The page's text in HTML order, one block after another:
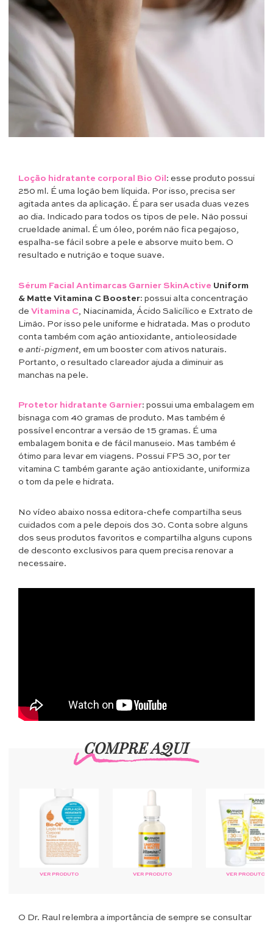
Loção hidratante corporal Bio Oil : esse produto possui
250 ml. É uma loção bem líquida. Por isso, precisa ser
agitada antes da aplicação. É para ser usada duas vezes
ao dia. Indicado para todos os tipos de pele. Não possui
crueldade animal. É um óleo, porém não fica pegajoso,
espalha-se fácil sobre a pele e absorve muito bem. O
resultado e nutrição e toque suave.
Sérum Facial Antimarcas Garnier SkinActive Uniform
& Matte Vitamina C Booster: possui alta concentração
de Vitamina C , Niacinamida, Ácido Salicílico e Extrato de
Limão. Por isso pele uniforme e hidratada. Mas o produto
conta também com ação antioxidante, antioleosidade
e anti-pigment, em um booster com ativos naturais.
Portanto, o resultado clareador ajuda a diminuir as
manchas na pele.
Protetor hidratante Garnier: possui uma embalagem em
bisnaga com 40 gramas de produto. Mas também é
possível encontrar a versão de 15 gramas. É uma
embalagem bonita e de fácil manuseio. Mas também é
ótimo para levar em viagens. Possui FPS 30, por ter
vitamina C também garante ação antioxidante, uniformiza
o tom da pele e hidrata.
No vídeo abaixo nossa editora-chefe compartilha seus
cuidados com a pele depois dos 30. Conta sobre alguns
dos seus produtos favoritos e compartilha alguns cupons
de desconto exclusivos para quem precisa renovar a
necessaire.
COMPRE AQUI
VER PRODUTO VER PRODUTO VER PRODUTO
O Dr. Raul relembra a importância de sempre se consultar